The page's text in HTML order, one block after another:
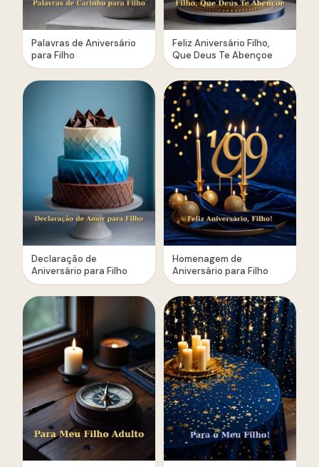
Palavras de Aniversário
para Filho
Declaração de
Aniversário para Filho
Feliz Aniversário Filho,
Que Deus Te Abençoe
Homenagem de
Aniversário para Filho